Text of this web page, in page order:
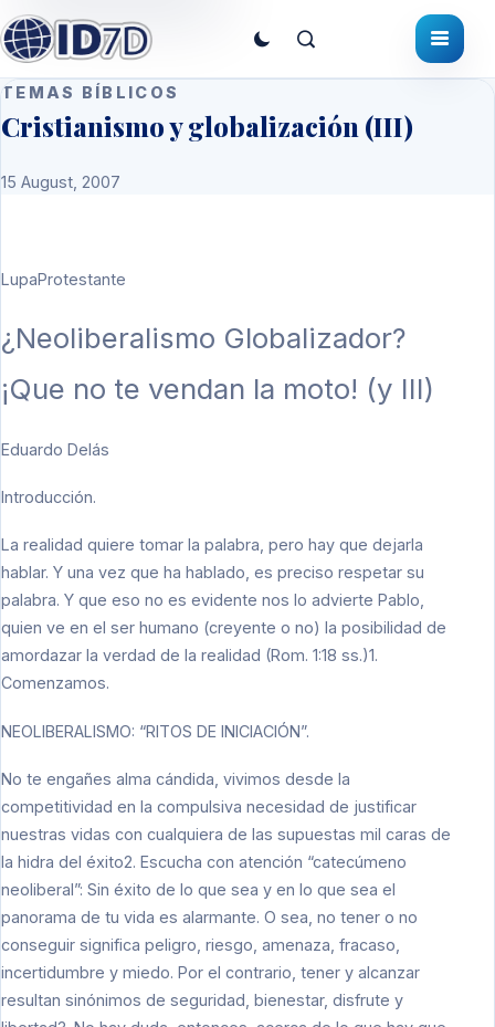
TEMAS BÍBLICOS
Cristianismo y globalización (III)
15 August, 2007
LupaProtestante
¿Neoliberalismo Globalizador?
¡Que no te vendan la moto! (y III)
Eduardo Delás
Introducción.
La realidad quiere tomar la palabra, pero hay que dejarla
hablar. Y una vez que ha hablado, es preciso respetar su
palabra. Y que eso no es evidente nos lo advierte Pablo,
quien ve en el ser humano (creyente o no) la posibilidad de
amordazar la verdad de la realidad (Rom. 1:18 ss.)1.
Comenzamos.
NEOLIBERALISMO: “RITOS DE INICIACIÓN”.
No te engañes alma cándida, vivimos desde la
competitividad en la compulsiva necesidad de justificar
nuestras vidas con cualquiera de las supuestas mil caras de
la hidra del éxito2. Escucha con atención “catecúmeno
neoliberal”: Sin éxito de lo que sea y en lo que sea el
panorama de tu vida es alarmante. O sea, no tener o no
conseguir significa peligro, riesgo, amenaza, fracaso,
incertidumbre y miedo. Por el contrario, tener y alcanzar
resultan sinónimos de seguridad, bienestar, disfrute y